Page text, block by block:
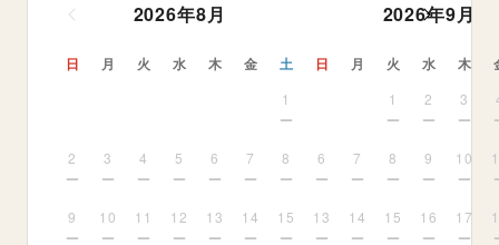
2026年8月
日 月 火 水 木 金 土
1
2 3 4 5 6 7 8
9 10 11 12 13 14 15
2026年9月
日 月 火 水 木
1 2 3
6 7 8 9 10
13 14 15 16 17